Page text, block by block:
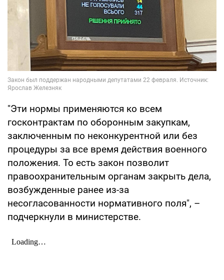
"Эти нормы применяются ко всем
госконтрактам по оборонным закупкам,
заключенным по неконкурентной или без
процедуры за все время действия военного
положения. То есть закон позволит
правоохранительным органам закрыть дела,
возбужденные ранее из-за
несогласованности нормативного поля", –
подчеркнули в министерстве.